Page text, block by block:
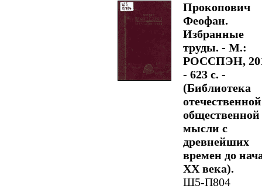
Прокопович
Феофан.
Избранные
труды. - М.:
РОССПЭН,
- 623 с. -
(Библиотека
отечественной
общественной
мысли с
древнейших
времен до
XX века).
Ш5-П804